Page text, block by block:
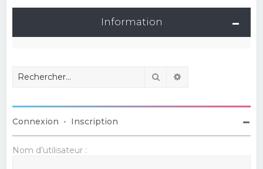
Information
Rechercher
Connexion • Inscription
Nom d’utilisateur :